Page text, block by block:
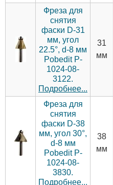
Фреза для
снятия
фаски D-31
мм, угол
22.5°, d-8 мм
Pobedit P-
1024-08-
3122.
Подробнее...
31
мм
Фреза для
снятия
фаски D-38
мм, угол 30°,
d-8 мм
Pobedit P-
1024-08-
3830.
Подробнее...
38
мм